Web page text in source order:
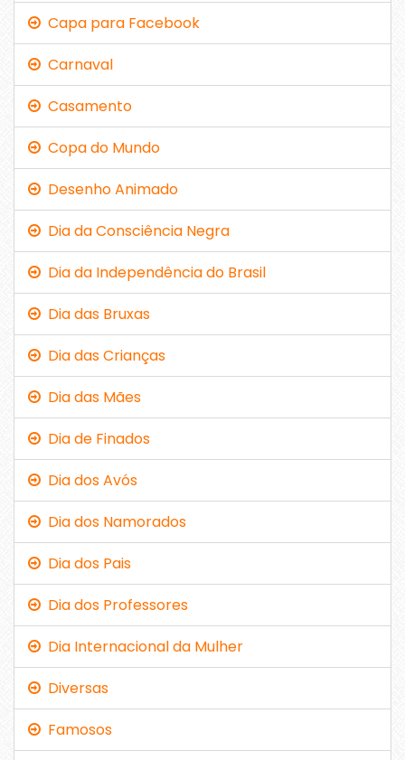
Capa para Facebook
Carnaval
Casamento
Copa do Mundo
Desenho Animado
Dia da Consciência Negra
Dia da Independência do Brasil
Dia das Bruxas
Dia das Crianças
Dia das Mães
Dia de Finados
Dia dos Avós
Dia dos Namorados
Dia dos Pais
Dia dos Professores
Dia Internacional da Mulher
Diversas
Famosos